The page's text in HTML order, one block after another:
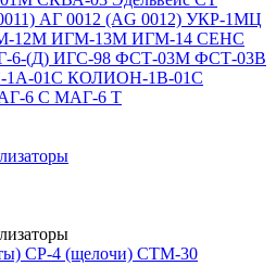
АГ 0012 (AG 0012) УКР-1МЦ
12М ИГМ-13М ИГМ-14 СЕНС
6-(Д) ИГС-98 ФСТ-03М ФСТ-03В
01С КОЛИОН-1В-01С
6 С МАГ-6 Т
СР-4 (щелочи) СТМ-30